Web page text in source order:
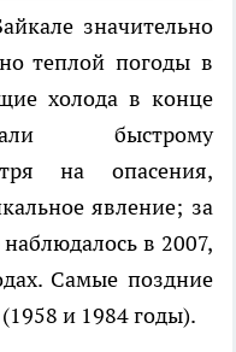
значительно
теплой погоды в
холода в конце
быстрому
на опасения,
явление; за
в 2007,
Самые поздние
и 1984 годы).